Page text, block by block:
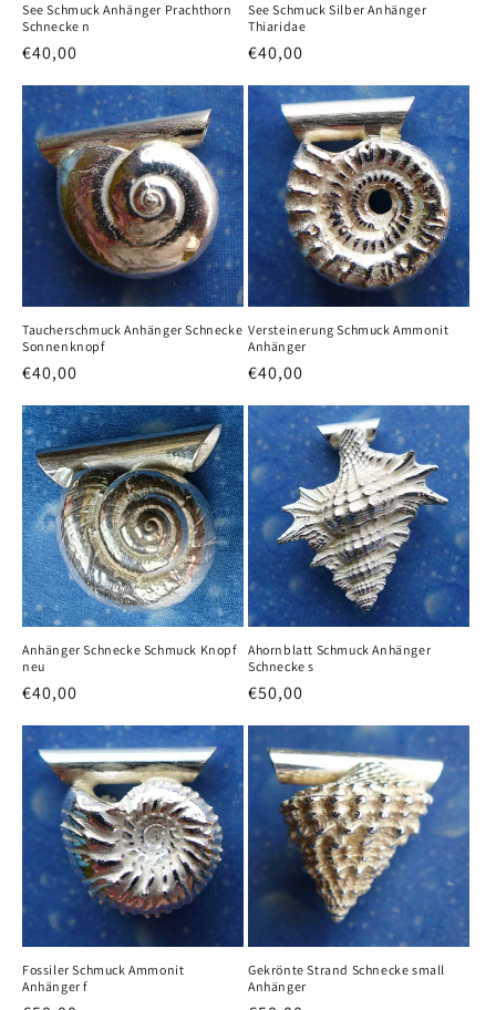
See Schmuck Anhänger Prachthorn
Schnecke n
Normaler
€40,00
See Schmuck Silber Anhänger
Thiaridae
Normaler
€40,00
Taucherschmuck Anhänger Schnecke
Sonnenknopf
Normaler
€40,00
Versteinerung Schmuck Ammonit
Anhänger
Normaler
€40,00
Anhänger Schnecke Schmuck Knopf
neu
Normaler
€40,00
Ahornblatt Schmuck Anhänger
Schnecke s
Normaler
€50,00
Fossiler Schmuck Ammonit
Anhänger f
Gekrönte Strand Schnecke small
Anhänger